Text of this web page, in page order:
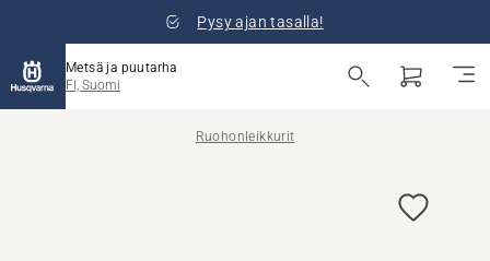
Pysy ajan tasalla!
Metsä ja puutarha
FI, Suomi
Ruohonleikkurit